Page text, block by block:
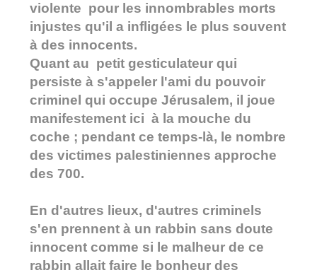
violente pour les innombrables morts
injustes qu'il a infligées le plus souvent
à des innocents.
Quant au petit gesticulateur qui
persiste à s'appeler l'ami du pouvoir
criminel qui occupe Jérusalem, il joue
manifestement ici à la mouche du
coche ; pendant ce temps-là, le nombre
des victimes palestiniennes approche
des 700.
En d'autres lieux, d'autres criminels
s'en prennent à un rabbin sans doute
innocent comme si le malheur de ce
rabbin allait faire le bonheur des